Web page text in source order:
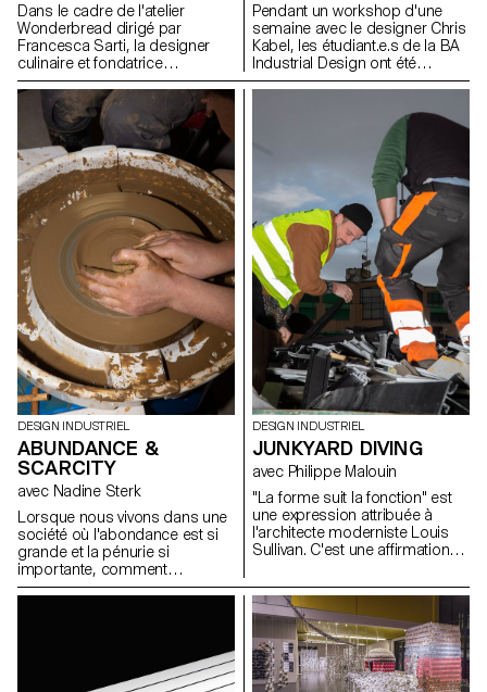
Dans le cadre de l'atelier
Wonderbread dirigé par
Francesca Sarti, la designer
culinaire et fondatrice
d'Arabeschi di Latte, les
étudiants BA design industriel
ont exploré l'histoire, les
traditions, les rituels et les
recettes liés au pain, afin
d'imaginer de nouveaux pains
uniques.
Pendant un workshop d'une
semaine avec le designer Chris
Kabel, les étudiant.e.s de la BA
Industrial Design ont été
invité.e.s à concevoir un verre
qu'il s'agisse d'un cocktail,
d'une bière fraîche, d'un
Negroni traditionnel ou
simplement d'un verre à eau
pour étancher leur soif. Les
designs finaux reflètent les
caractéristiques de la boisson
ou soulignent la façon dont la
boisson est préparée, servie et
bue. Tous les verres ont été
soufflés dans la cour de l'ECAL
avec le soutien des artisan.e.s
du fabricant de verre suisse
Niesenglass.
DESIGN INDUSTRIEL
ABUNDANCE &
SCARCITY
avec Nadine Sterk
Lorsque nous vivons dans une
société où l'abondance est si
grande et la pénurie si
importante, comment
discerner les ressources qui
apprendre d'où viennent les
choses, ou comment nous
DESIGN INDUSTRIEL
JUNKYARD DIVING
avec Philippe Malouin
"La forme suit la fonction" est
une expression attribuée à
l'architecte moderniste Louis
Sullivan. C'est une affirmation
pour le design industriel.
D'autre part, la forme peut
parfois aussi déterminer la
fonction dans un processus
d'exploration inverse. Au cours
de la semaine de workshop